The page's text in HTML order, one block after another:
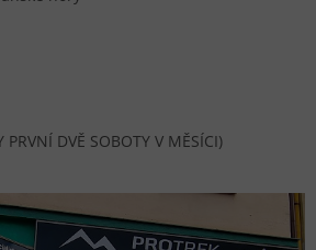
DVĚ SOBOTY V MĚSÍCI)